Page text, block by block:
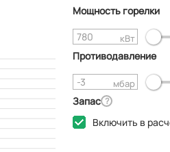
Мощность горелки
кВт
Противодавление
мбар
Запас ?
Включить в